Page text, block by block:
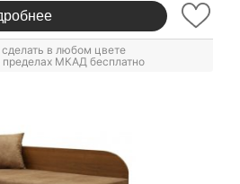
в любом цвете
пределах МКАД бесплатно